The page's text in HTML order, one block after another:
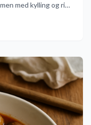
med kylling og ris.
den bedste version